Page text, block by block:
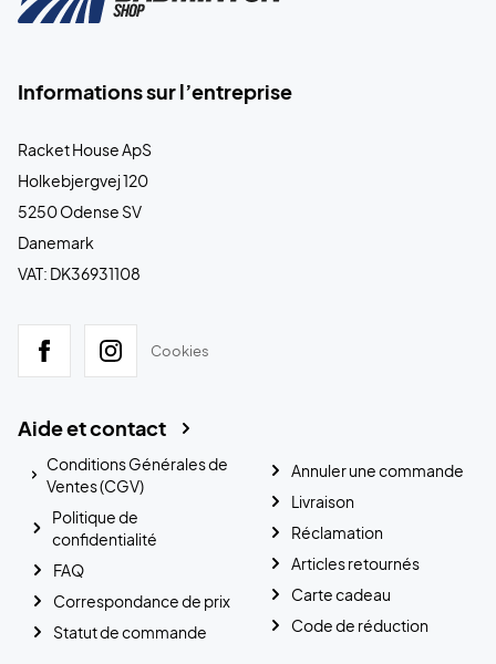
Informations sur l’entreprise
Racket House ApS
Holkebjergvej 120
5250 Odense SV
Danemark
VAT: DK36931108
Cookies
Aide et contact
Conditions Générales de
Ventes (CGV)
Politique de
confidentialité
FAQ
Correspondance de prix
Statut de commande
Annuler une commande
Livraison
Réclamation
Articles retournés
Carte cadeau
Code de réduction